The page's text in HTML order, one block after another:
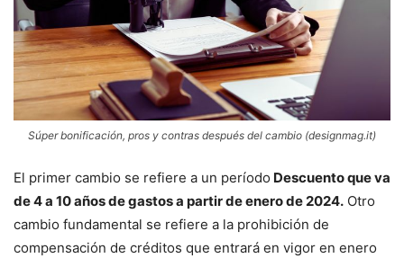
Súper bonificación, pros y contras después del cambio (designmag.it)
El primer cambio se refiere a un período Descuento que va
de 4 a 10 años de gastos a partir de enero de 2024. Otro
cambio fundamental se refiere a la prohibición de
compensación de créditos que entrará en vigor en enero